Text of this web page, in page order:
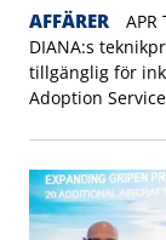
AFFÄRER
DIANA:s
tillgänglig för
Adoption